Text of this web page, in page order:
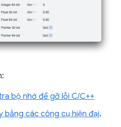
bộ nhớ để gỡ lỗi C/C++
bằng các công cụ hiện đại.